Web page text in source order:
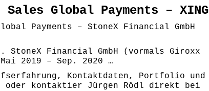
Global Payments – XING
Payments – StoneX Financial GmbH
StoneX Financial GmbH (vormals Giroxx
2019 – Sep. 2020 …
Kontaktdaten, Portfolio und
kontaktier Jürgen Rödl direkt bei